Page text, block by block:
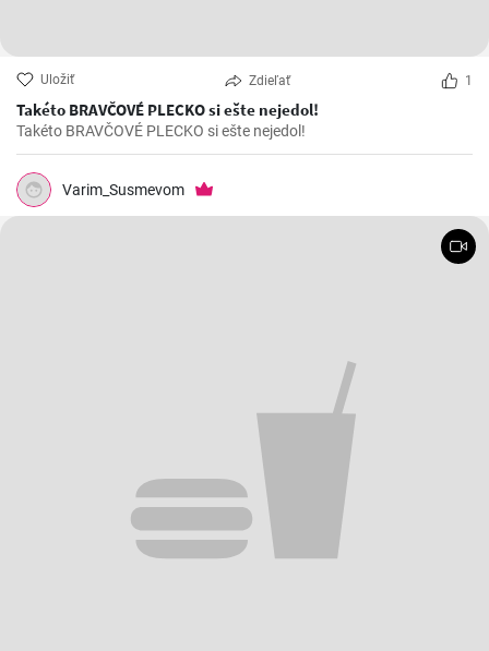
Uložiť Zdieľať 1
Takéto BRAVČOVÉ PLECKO si ešte nejedol!
Takéto BRAVČOVÉ PLECKO si ešte nejedol!
Varim_Susmevom